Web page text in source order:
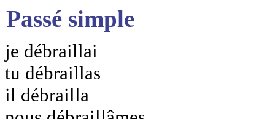
Passé simple
je débraillai
tu débraillas
il débrailla